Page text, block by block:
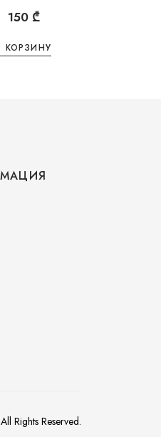
150 ₾
КОРЗИНУ
Rights Reserved.